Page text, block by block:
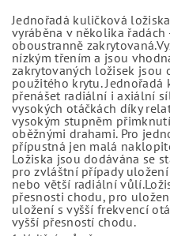
Jednořadá kuličková
vyráběna v několika
oboustranně
nízkým třením a jsou
zakrytovaných ložisek jsou
použitého krytu.
přenášet radiální i axiální
vysokých otáčkách díky
vysokým stupněm
oběžnými drahami. Pro
přípustná jen malá
Ložiska jsou dodávána se
pro zvláštní případy
nebo větší radiální
přesnosti chodu, pro
uložení s vyšší frekvencí
vyšší přesností chodu.